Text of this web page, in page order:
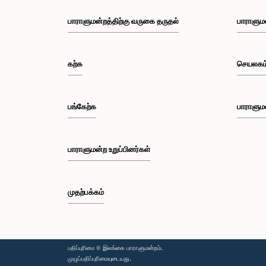
பாராளுமன்றத்திற்கு வருகை தருதல்
கற்க
பங்கேற்க
பாராளுமன்ற உறுப்பினர்கள்
முதற்பக்கம்
பதிப்புரிமை © இலங்கை பாராளுமன்றம்.
முழுப்பதிப்புரிமையுடையது.